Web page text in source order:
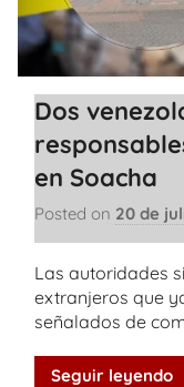
Dos
en Soacha
Posted on 20 de
Las autoridades
extranjeros que
señalados de
Seguir leyendo